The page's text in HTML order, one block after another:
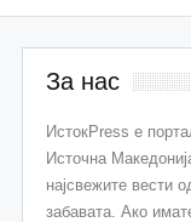
За нас
ИстокPress е
Источна
најсвежите вести
забавата. Ако